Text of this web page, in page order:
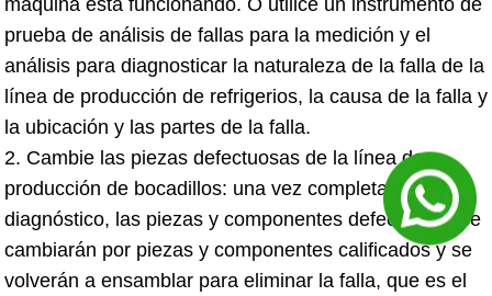
prueba de análisis de fallas para la medición y el
análisis para diagnosticar la naturaleza de la falla de la
línea de producción de refrigerios, la causa de la falla y
la ubicación y las partes de la falla.
2. Cambie las piezas defectuosas de la línea de
producción de bocadillos: una vez completado el
diagnóstico, las piezas y componentes defectuosos se
cambiarán por piezas y componentes calificados y se
volverán a ensamblar para eliminar la falla, que es el